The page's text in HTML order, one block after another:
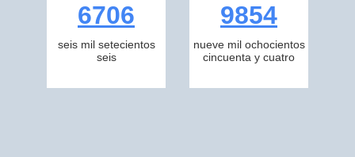
6706
seis mil setecientos
seis
9854
nueve mil ochocientos
cincuenta y cuatro